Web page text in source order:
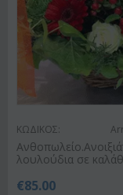
ΚΩΔΙΚΟΣ:
λουλούδια σε
€85.00